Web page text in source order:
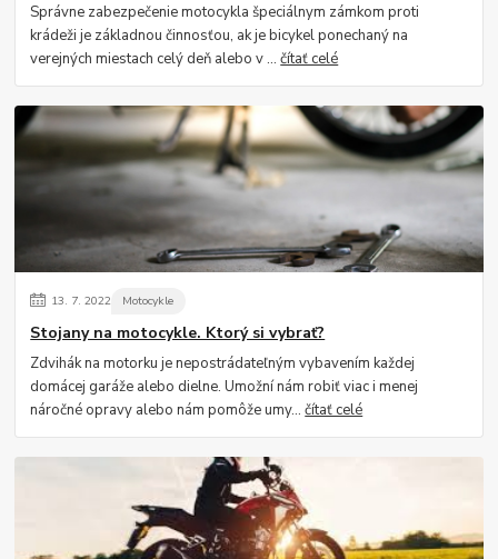
Správne zabezpečenie motocykla špeciálnym zámkom proti
krádeži je základnou činnosťou, ak je bicykel ponechaný na
verejných miestach celý deň alebo v ...čítať celé
13. 7. 2022 Motocykle
Stojany na motocykle. Ktorý si vybrať?
Zdvihák na motorku je nepostrádateľným vybavením každej
domácej garáže alebo dielne. Umožní nám robiť viac i menej
náročné opravy alebo nám pomôže umy...čítať celé